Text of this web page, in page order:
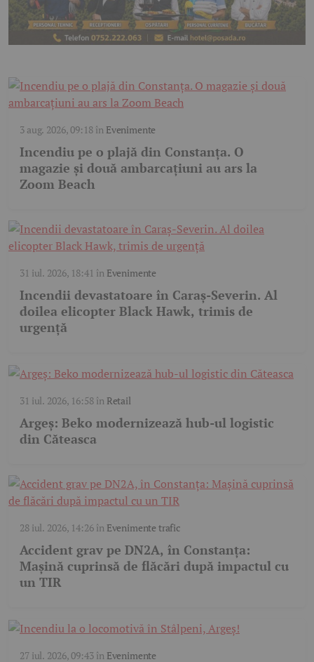
3 aug. 2026, 09:18în Evenimente
Incendiu pe o plajă din Constanța. O
magazie și două ambarcațiuni au ars la
Zoom Beach
31 iul. 2026, 18:41 în Evenimente
Incendii devastatoare în Caraș-Severin. Al
doilea elicopter Black Hawk, trimis de
urgență
31 iul. 2026, 16:58în Retail
Argeș: Beko modernizează hub-ul logistic
din Căteasca
28 iul. 2026, 14:26în Evenimente trafic
Accident grav pe DN2A, în Constanța:
Mașină cuprinsă de flăcări după impactul cu
un TIR
27 iul. 2026, 09:43în Evenimente